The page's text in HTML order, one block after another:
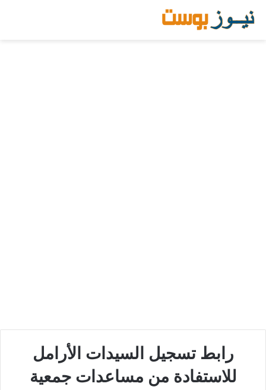
رابط تسجيل السيدات الأرامل
للاستفادة من مساعدات جمعية